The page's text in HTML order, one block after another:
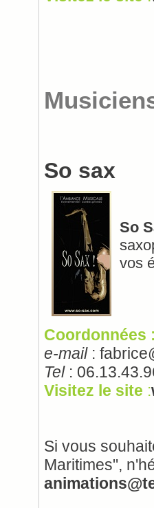
So sax
So
vos
Coordonnées
e-mail :
Tel :
Visitez le site :
Si vous
Maritimes",